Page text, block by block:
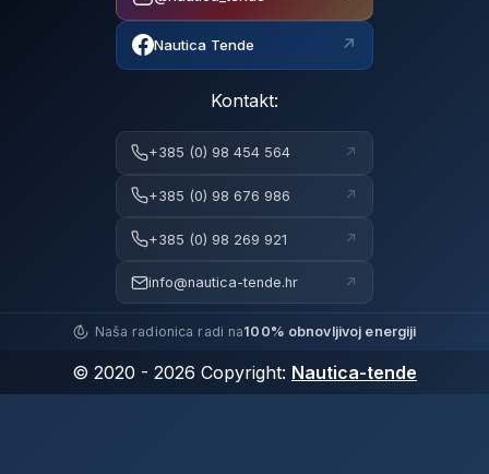
Nautica Tende ↗
Kontakt:
+385 (0) 98 454 564 ↗
+385 (0) 98 676 986 ↗
+385 (0) 98 269 921 ↗
info@nautica-tende.hr ↗
Naša radionica radi na100% obnovljivoj energiji
© 2020 - 2026 Copyright: Nautica-tende